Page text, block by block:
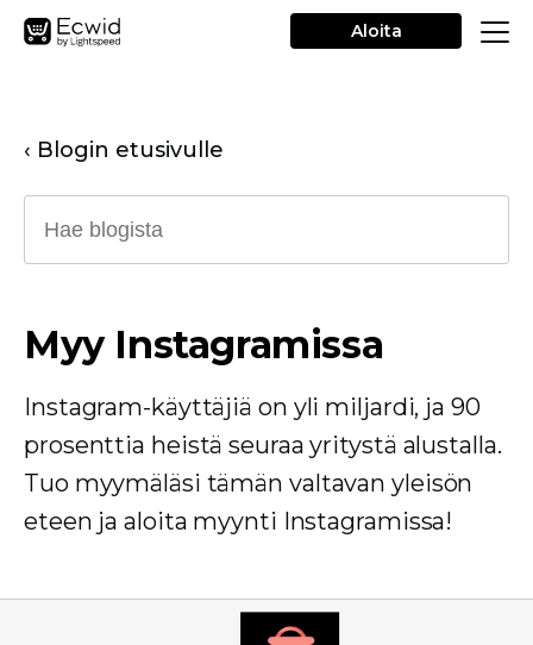
Aloita
‹ Blogin etusivulle
Myy Instagramissa
Instagram-käyttäjiä on yli miljardi, ja 90
prosenttia heistä seuraa yritystä alustalla.
Tuo myymäläsi tämän valtavan yleisön
eteen ja aloita myynti Instagramissa!